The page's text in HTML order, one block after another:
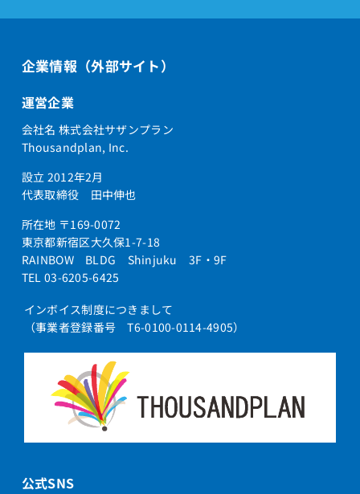
企業情報（外部サイト）
運営企業
会社名 株式会社サザンプラン
Thousandplan, Inc.
設立 2012年2月
代表取締役 田中伸也
所在地 〒169-0072
東京都新宿区大久保1-7-18
RAINBOW BLDG Shinjuku 3F・9F
TEL 03-6205-6425
インボイス制度につきまして
（事業者登録番号 T6-0100-0114-4905）
公式SNS